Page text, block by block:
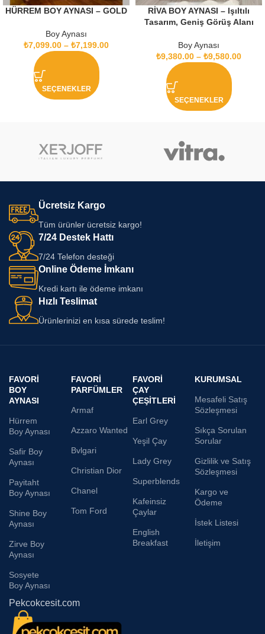
HÜRREM BOY AYNASI – GOLD
Boy Aynası
₺7,099.00 – ₺7,199.00
SEÇENEKLER
RİVA BOY AYNASI – Işıltılı
Tasarım, Geniş Görüş Alanı
Boy Aynası
₺9,380.00 – ₺9,580.00
SEÇENEKLER
Ücretsiz Kargo
Tüm ürünler ücretsiz kargo!
7/24 Destek Hattı
7/24 Telefon desteği
Online Ödeme İmkanı
Kredi kartı ile ödeme imkanı
Hızlı Teslimat
Ürünlerinizi en kısa sürede teslim!
FAVORI
BOY
AYNASI
Hürrem
Boy Aynası
Safir Boy
Aynası
Payitaht
Boy Aynası
Shine Boy
Aynası
Zirve Boy
Aynası
Sosyete
Boy Aynası
FAVORI
PARFÜMLER
Armaf
Azzaro Wanted
Bvlgari
Christian Dior
Chanel
Tom Ford
FAVORI
ÇAY
ÇEŞITLERI
Earl Grey
Yeşil Çay
Lady Grey
Superblends
Kafeinsiz
Çaylar
English
Breakfast
KURUMSAL
Mesafeli Satış
Sözleşmesi
Sıkça Sorulan
Sorular
Gizlilik ve Satış
Sözleşmesi
Kargo ve
Ödeme
İstek Listesi
İletişim
Pekcokcesit.com